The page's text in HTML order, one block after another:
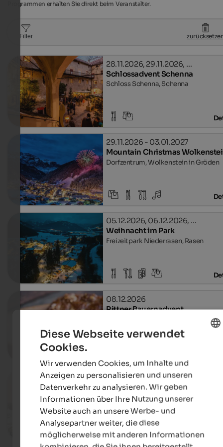
Programmen erhalten Sie direkt beim Veranstalter.
Filter
28.11.2026, 29.11.2026, …
Schlossadvent Schenna
Schloss Schenna, Schenna
29.11.2026 - 03.01.2027
Mountain Christmas
Dorfzentrum, Wolkenstein in Gröden
05.12.2026, 06.12.2026, …
Weihnacht im Park
Freizeitpark Niederrasen, Rasen
08.12.2026
Rittner Bauernadvent
Park der Mittelschule, Klobenstein
12.12.2026, 19.12.2026, …
Bergler Winter
Dorfplatz, Tiers am Rosengarten
GERMAN
Diese Webseite verwendet
Cookies.
Wir verwenden Cookies, um Inhalte und
Anzeigen zu personalisieren und unseren
Datenverkehr zu analysieren. Wir geben
Informationen über Ihre Nutzung unserer
Website auch an unsere Werbe- und
Analysepartner weiter, die diese
möglicherweise mit anderen Informationen